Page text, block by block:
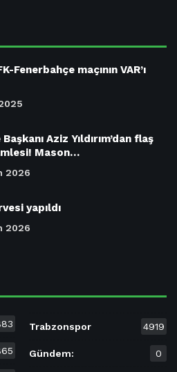
Fenerbahçe maçının VAR’ı
Aziz Yıldırım’dan flaş
Mason…
2026
yapıldı
2026
Trabzonspor 4919
Gündem: 0